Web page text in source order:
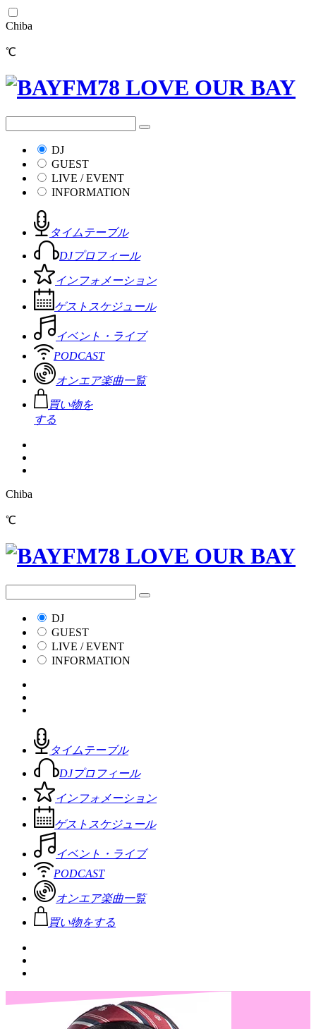
Chiba
℃
DJ
GUEST
LIVE / EVENT
INFORMATION
タイムテーブル
DJプロフィール
インフォメーション
ゲストスケジュール
イベント・ライブ
PODCAST
オンエア楽曲一覧
買い物を
する
Chiba
℃
DJ
GUEST
LIVE / EVENT
INFORMATION
タイムテーブル
DJプロフィール
インフォメーション
ゲストスケジュール
イベント・ライブ
PODCAST
オンエア楽曲一覧
買い物をする